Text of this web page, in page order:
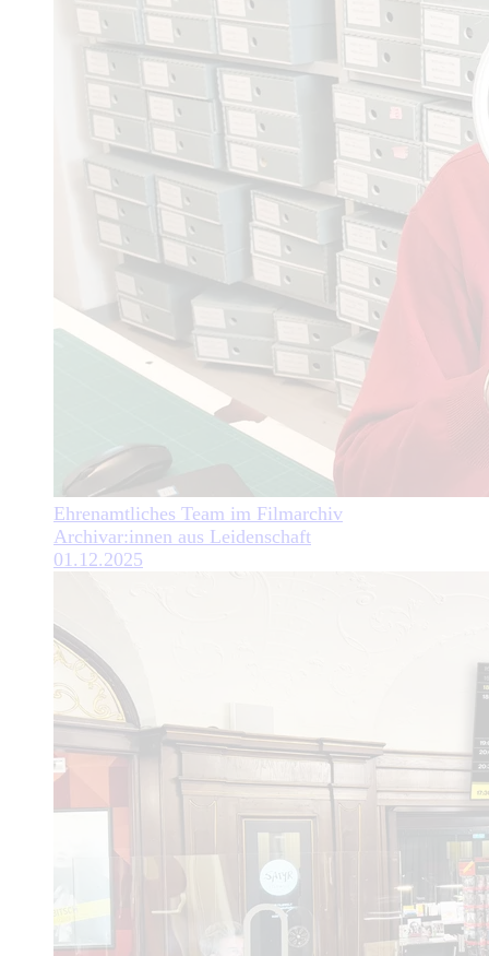
Ehrenamtliches Team im Filmarchiv
Archivar:innen aus Leidenschaft
01.12.2025